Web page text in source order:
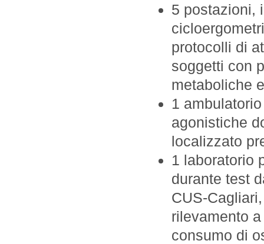
5 postazioni,
protocolli di
soggetti con
metaboliche
1
agonistiche
localizzato
1 laboratorio
durante test
CUS-
rilevamento
consumo di